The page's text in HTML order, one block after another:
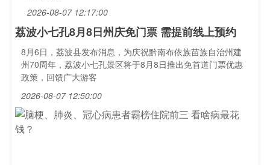
2026-08-07 12:17:00
荔波小七孔8月8日州庆免门票 需提前线上预约
8月6日，荔波县发布消息，为庆祝黔南布依族苗族自治州建
州70周年，荔波小七孔景区将于8月8日推出免首道门票优惠
政策，回馈广大游客
2026-08-07 12:50:00